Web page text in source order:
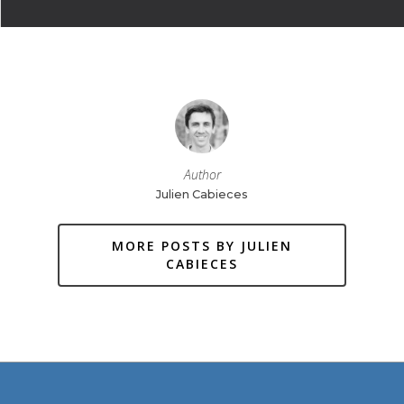
Author
Julien Cabieces
MORE POSTS BY JULIEN
CABIECES